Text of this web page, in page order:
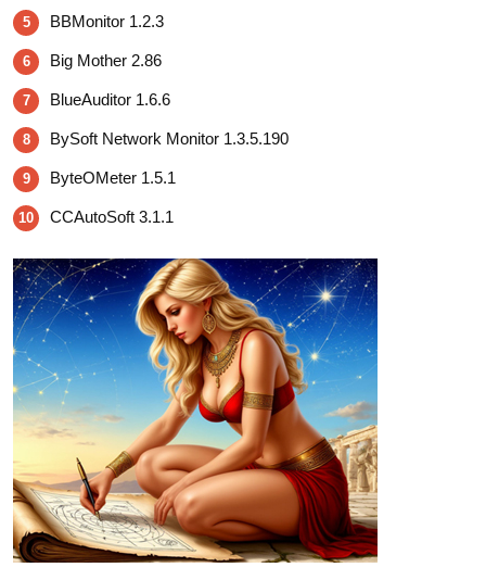
5 BBMonitor 1.2.3
6 Big Mother 2.86
7 BlueAuditor 1.6.6
8 BySoft Network Monitor 1.3.5.190
9 ByteOMeter 1.5.1
10 CCAutoSoft 3.1.1